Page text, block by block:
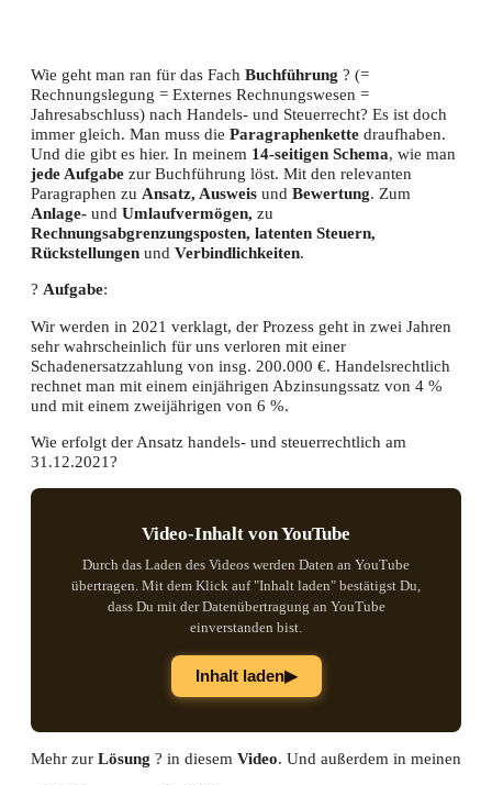
Wie geht man ran für das Fach Buchführung ? (=
Rechnungslegung = Externes Rechnungswesen =
Jahresabschluss) nach Handels- und Steuerrecht? Es ist doch
immer gleich. Man muss die Paragraphenkette draufhaben.
Und die gibt es hier. In meinem 14-seitigen Schema, wie man
jede Aufgabe zur Buchführung löst. Mit den relevanten
Paragraphen zu Ansatz, Ausweis und Bewertung. Zum
Anlage- und Umlaufvermögen, zu
Rechnungsabgrenzungsposten, latenten Steuern,
Rückstellungen und Verbindlichkeiten.
? Aufgabe:
Wir werden in 2021 verklagt, der Prozess geht in zwei Jahren
sehr wahrscheinlich für uns verloren mit einer
Schadenersatzzahlung von insg. 200.000 €. Handelsrechtlich
rechnet man mit einem einjährigen Abzinsungssatz von 4 %
und mit einem zweijährigen von 6 %.
Wie erfolgt der Ansatz handels- und steuerrechtlich am
31.12.2021?
Video-Inhalt von YouTube
Durch das Laden des Videos werden Daten an YouTube
übertragen. Mit dem Klick auf "Inhalt laden" bestätigst Du,
dass Du mit der Datenübertragung an YouTube
einverstanden bist.
Inhalt laden▶
Mehr zur Lösung ? in diesem Video. Und außerdem in meinen